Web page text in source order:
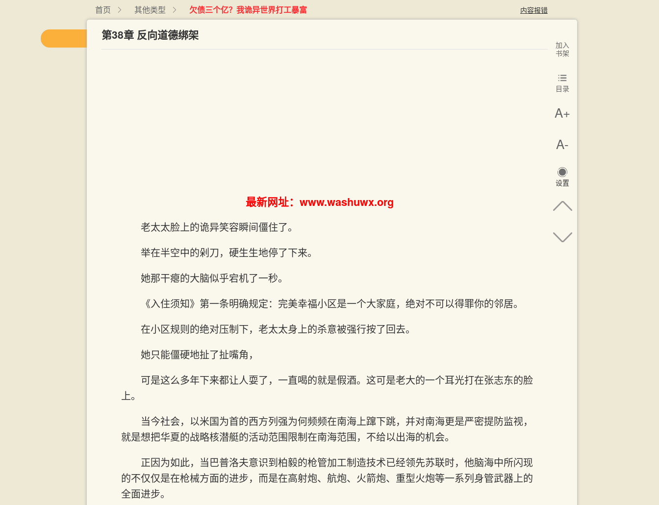
首页 其他类型 欠债三个亿？我诡异世界打工暴富 内容报错
第38章 反向道德绑架
最新网址：www.washuwx.org
老太太脸上的诡异笑容瞬间僵住了。
举在半空中的剁刀，硬生生地停了下来。
她那干瘪的大脑似乎宕机了一秒。
《入住须知》第一条明确规定：完美幸福小区是一个大家庭，绝对不可以得罪你的邻居。
在小区规则的绝对压制下，老太太身上的杀意被强行按了回去。
她只能僵硬地扯了扯嘴角，
可是这么多年下来都让人耍了，一直喝的就是假酒。这可是老大的一个耳光打在张志东的脸
上。
当今社会，以米国为首的西方列强为何频频在南海上蹿下跳，并对南海更是严密提防监视，
就是想把华夏的战略核潜艇的活动范围限制在南海范围，不给以出海的机会。
正因为如此，当巴普洛夫意识到柏毅的枪管加工制造技术已经领先苏联时，他脑海中所闪现
的不仅仅是在枪械方面的进步，而是在高射炮、航炮、火箭炮、重型火炮等一系列身管武器上的
全面进步。
加入
书架
目录
A+
A-
设置